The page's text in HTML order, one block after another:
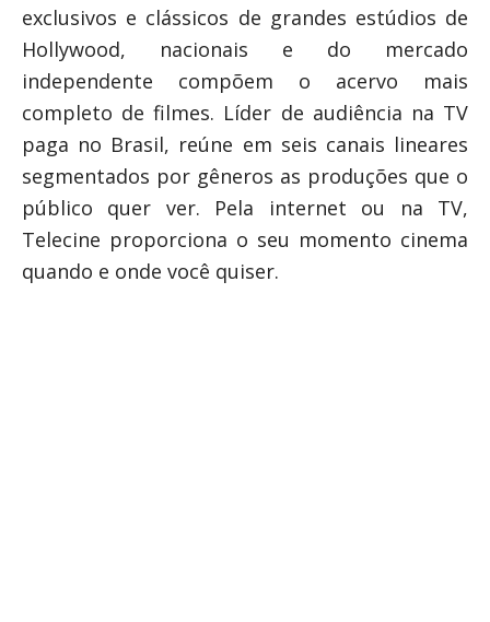
exclusivos e clássicos de grandes estúdios de
Hollywood, nacionais e do mercado
independente compõem o acervo mais
completo de filmes. Líder de audiência na TV
paga no Brasil, reúne em seis canais lineares
segmentados por gêneros as produções que o
público quer ver. Pela internet ou na TV,
Telecine proporciona o seu momento cinema
quando e onde você quiser.